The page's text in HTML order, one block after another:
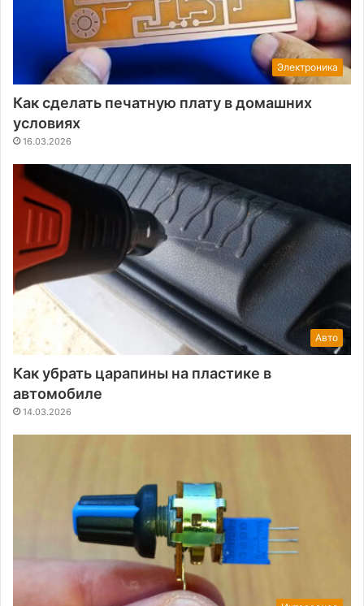
Электроника
Как сделать печатную плату в домашних
условиях
16.03.2026
Авто
Как убрать царапины на пластике в
автомобиле
14.03.2026